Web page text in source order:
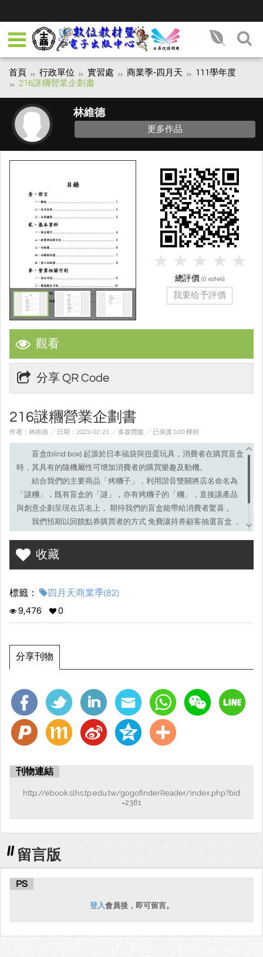
首頁 行政單位 實習處 商業季-四月天
111學年度
216謎糰營業企劃書
林維德
更多作品
觀看
分享 QR Code
216謎糰營業企劃書
作者：林維德 ╱ 日期：2023-02-23 ╱ 多媒體版 ╱ 已保護 0.00 棵樹
盲盒(blind box) 起源於日本福袋與扭蛋玩具，消費者在購買盲盒
時，其具有的隨機屬性可增加消費者的購買樂趣及動機。
結合我們的主要商品「烤糰子」，利用諧音雙關將店名命名為
「謎糰」，既有盲盒的「謎」，亦有烤糰子的「糰」，直接讓產品
與創意企劃呈現在店名上， 期待我們的盲盒能帶給消費者驚喜 。
我們預期以回饋點券購買者的方式 免費讓持券顧客抽選盲盒 ，
光，讓我們一起揪「糰」解「謎」。
收藏
標籤：
四月天商業季(82)
9,476
0
分享刊物
刊物連結
http://ebook.slhs.tp.edu.tw/gogofinderReader/index.php?bid
=2381
留言版
PS
登入會員後，即可留言。
總評價 (0 votes)
我要给予評價